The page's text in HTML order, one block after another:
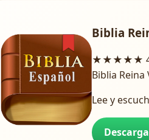
Biblia
★★★★★
Biblia Reina
Lee y